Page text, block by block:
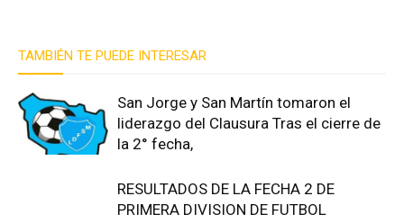
TAMBIÉN TE PUEDE INTERESAR
San Jorge y San Martín tomaron el
liderazgo del Clausura Tras el cierre de
la 2° fecha,
RESULTADOS DE LA FECHA 2 DE
PRIMERA DIVISION DE FUTBOL